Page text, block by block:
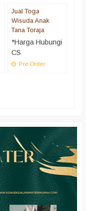
Jual Toga
Wisuda Anak
Tana Toraja
*Harga Hubungi
CS
Pre Order